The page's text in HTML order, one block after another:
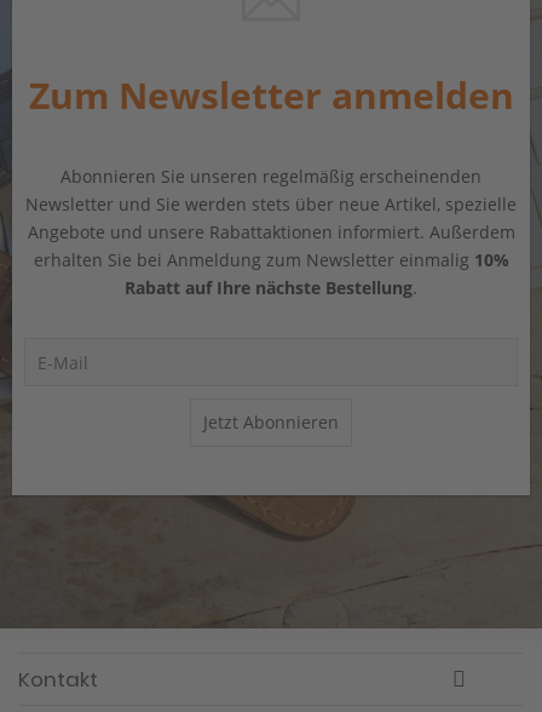
Zum Newsletter anmelden
Abonnieren Sie unseren regelmäßig erscheinenden
Newsletter und Sie werden stets über neue Artikel, spezielle
Angebote und unsere Rabattaktionen informiert. Außerdem
erhalten Sie bei Anmeldung zum Newsletter einmalig 10%
Rabatt auf Ihre nächste Bestellung.
Jetzt Abonnieren
Kontakt